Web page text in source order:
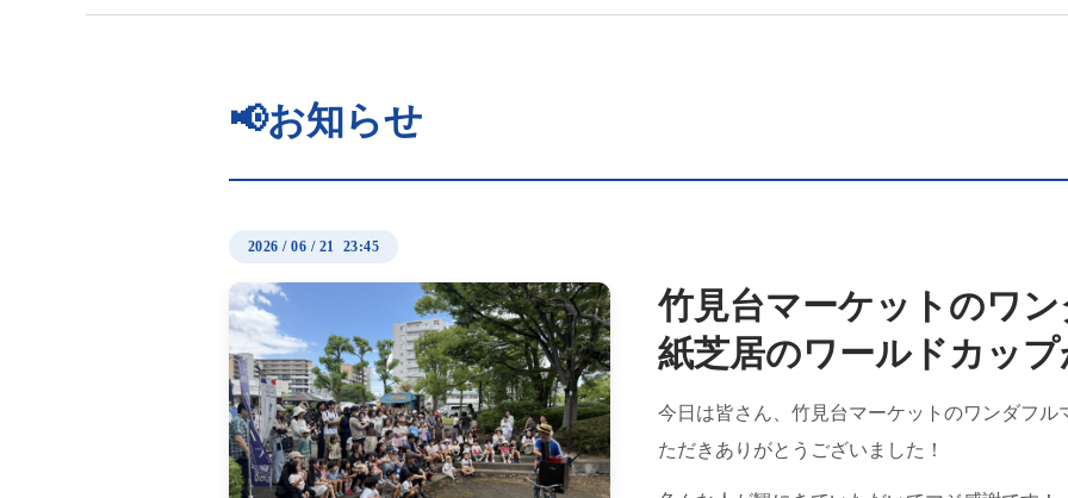
📢お知らせ
2026 /06 / 21 23:45
竹見台マーケットのワ
紙芝居のワールドカップ
今日は皆さん、竹見台マーケットのワンダフ
ただきありがとうございました！